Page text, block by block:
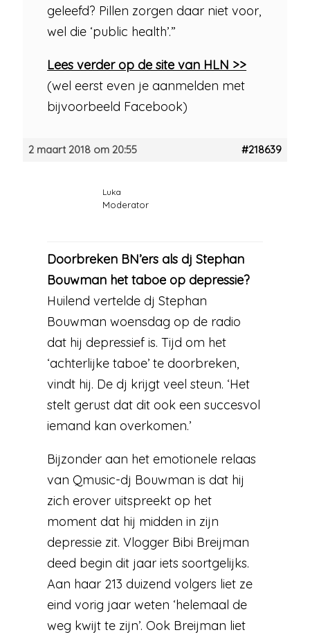
geleefd? Pillen zorgen daar niet voor,
wel die ‘public health’.”
Lees verder op de site van HLN >>
(wel eerst even je aanmelden met
bijvoorbeeld Facebook)
2 maart 2018 om 20:55 #218639
Luka
Moderator
Doorbreken BN’ers als dj Stephan
Bouwman het taboe op depressie?
Huilend vertelde dj Stephan
Bouwman woensdag op de radio
dat hij depressief is. Tijd om het
‘achterlijke taboe’ te doorbreken,
vindt hij. De dj krijgt veel steun. ‘Het
stelt gerust dat dit ook een succesvol
iemand kan overkomen.’
Bijzonder aan het emotionele relaas
van Qmusic-dj Bouwman is dat hij
zich erover uitspreekt op het
moment dat hij midden in zijn
depressie zit. Vlogger Bibi Breijman
deed begin dit jaar iets soortgelijks.
Aan haar 213 duizend volgers liet ze
eind vorig jaar weten ‘helemaal de
weg kwijt te zijn’. Ook Breijman liet